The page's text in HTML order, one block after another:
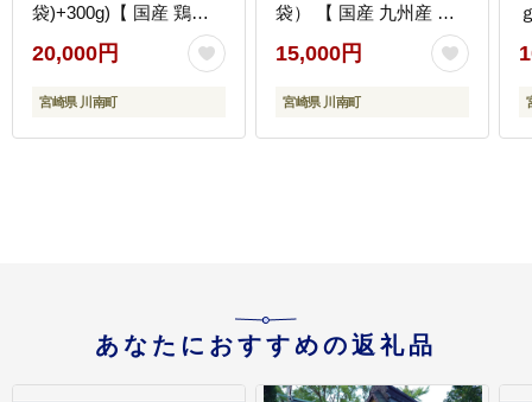
袋)+300g)【 国産 鶏肉
肉 とり もも肉 モモ
5.1kg からあげ 唐揚げ
チキン南蛮 送料無料 】
20,000円
宮崎県 川南町
袋） 【 国産 九州産 鶏
肉 若鶏 肉 とり もも モ
モ肉 たっぷり 大容量 宮
崎県 川南町 送料無料 】
15,000円
宮崎県 川南町
あなたにおすすめの返礼品